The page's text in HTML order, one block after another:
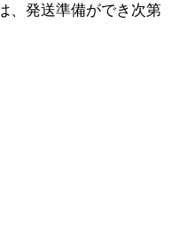
、発送準備ができ次第